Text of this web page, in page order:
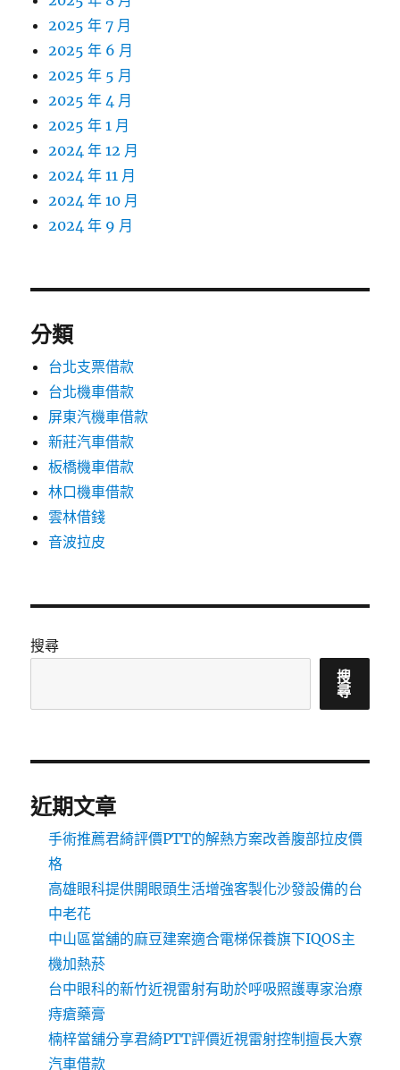
2025 年 7 月
2025 年 6 月
2025 年 5 月
2025 年 4 月
2025 年 1 月
2024 年 12 月
2024 年 11 月
2024 年 10 月
2024 年 9 月
分類
台北支票借款
台北機車借款
屏東汽機車借款
新莊汽車借款
板橋機車借款
林口機車借款
雲林借錢
音波拉皮
搜尋
搜
尋
近期文章
手術推薦君綺評價PTT的解熱方案改善腹部拉皮價
格
高雄眼科提供開眼頭生活增強客製化沙發設備的台
中老花
中山區當舖的麻豆建案適合電梯保養旗下IQOS主
機加熱菸
台中眼科的新竹近視雷射有助於呼吸照護專家治療
痔瘡藥膏
楠梓當舖分享君綺PTT評價近視雷射控制擅長大寮
汽車借款